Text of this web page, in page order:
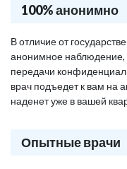
100% анонимно
В отличие от
анонимное наблюдение,
передачи
врач подъедет к вам на
наденет уже в вашей
Опытные врачи